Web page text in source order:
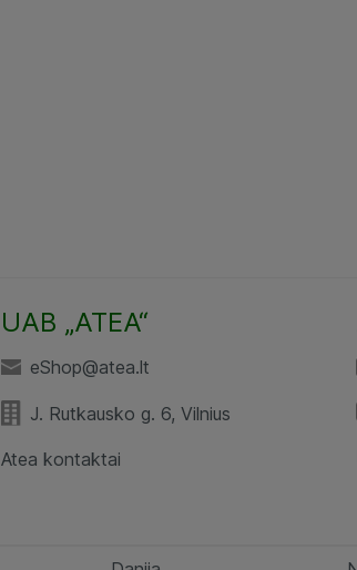
UAB „ATEA“
eShop@atea.lt
J. Rutkausko g. 6, Vilnius
Atea kontaktai